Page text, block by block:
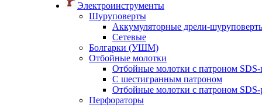
Электроинструменты
Шуруповерты
Аккумуляторные дрели-
Сетевые
Болгарки (УШМ)
Отбойные молотки
Отбойные молотки с патроном SDS-
С шестигранным патроном
Отбойные молотки с патроном SDS-
Перфораторы